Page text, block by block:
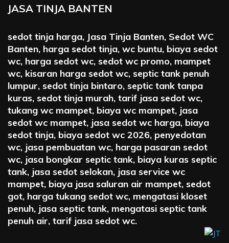
JASA TINJA BANTEN
sedot tinja harga, Jasa Tinja Banten, Sedot WC
Banten, harga sedot tinja, wc buntu, biaya sedot
wc, harga sedot wc, sedot wc promo, mampet
wc, kisaran harga sedot wc, septic tank penuh
lumpur, sedot tinja bintaro, septic tank tanpa
kuras, sedot tinja murah, tarif jasa sedot wc,
tukang wc mampet, biaya wc mampet, jasa
sedot wc mampet, jasa sedot wc harga, biaya
sedot tinja, biaya sedot wc 2026, penyedotan
wc, jasa pembuatan wc, harga pasaran sedot
wc, jasa bongkar septic tank, biaya kuras septic
tank, jasa sedot selokan, jasa service wc
mampet, biaya jasa saluran air mampet, sedot
got, harga tukang sedot wc, mengatasi kloset
penuh, jasa septic tank, mengatasi septic tank
penuh air, tarif jasa sedot wc.